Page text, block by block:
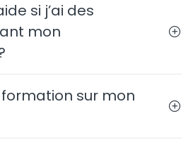
si j’ai des
mon
sur mon